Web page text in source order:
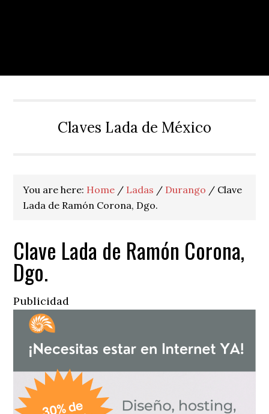
Claves Lada de México
You are here: Home / Ladas / Durango / Clave
Lada de Ramón Corona, Dgo.
Clave Lada de Ramón Corona,
Dgo.
Publicidad